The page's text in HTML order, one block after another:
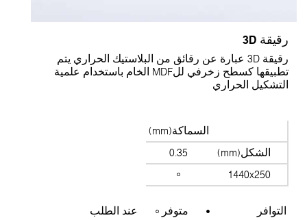
رقيقة 3D
رقيقة 3D عبارة عن رقائق من البلاستيك الحراري يتم
تطبيقها كسطح زخرفي للMDF الخام باستخدام علمية
التشكيل الحراري
السماكة(mm)
الشكل(mm)
0.35
1440x250
التوافر متوفر عند الطلب